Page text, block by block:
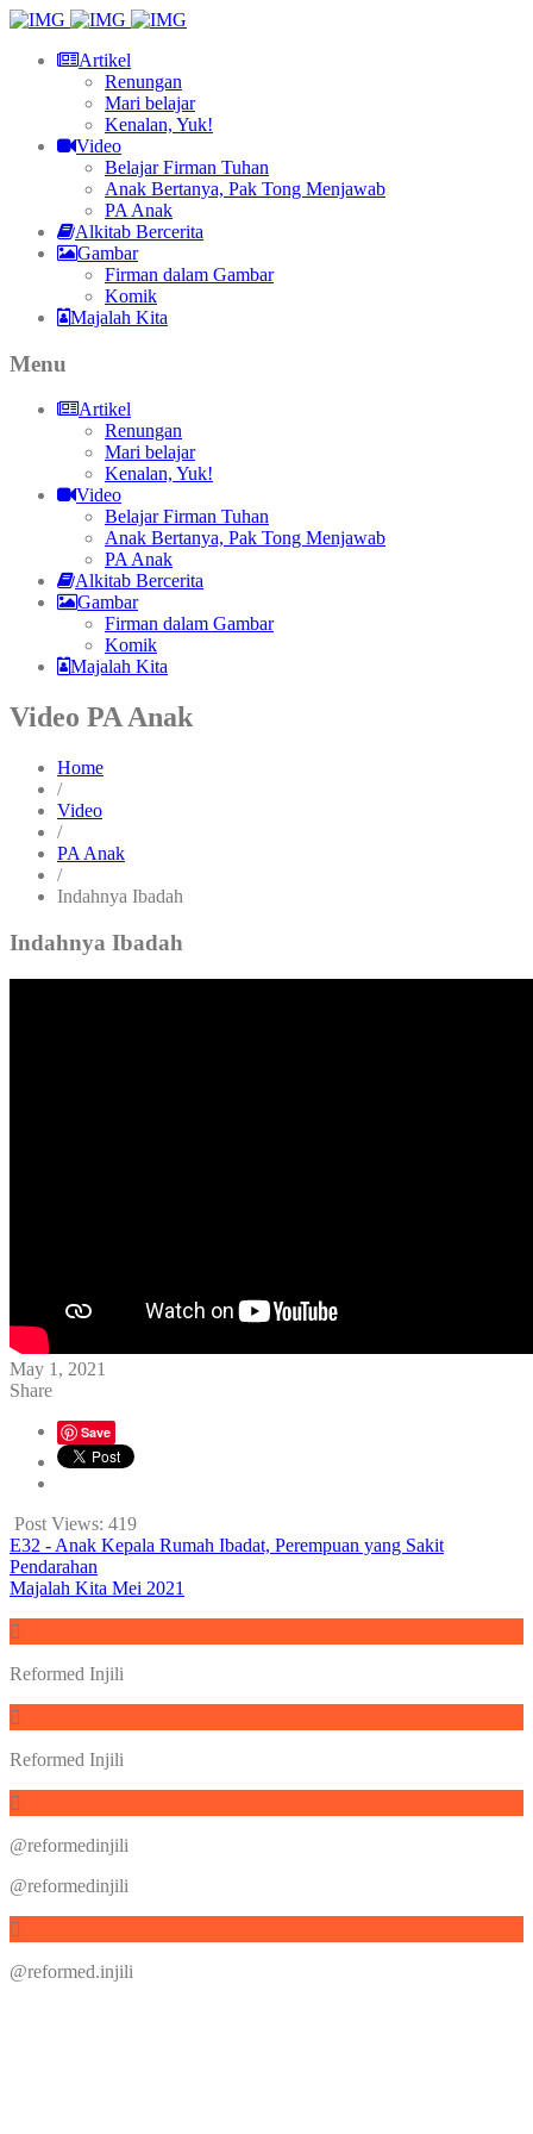
Artikel
Renungan
Mari belajar
Kenalan, Yuk!
Video
Belajar Firman Tuhan
Anak Bertanya, Pak Tong Menjawab
PA Anak
Alkitab Bercerita
Gambar
Firman dalam Gambar
Komik
Majalah Kita
Menu
Artikel
Renungan
Mari belajar
Kenalan, Yuk!
Video
Belajar Firman Tuhan
Anak Bertanya, Pak Tong Menjawab
PA Anak
Alkitab Bercerita
Gambar
Firman dalam Gambar
Komik
Majalah Kita
Video PA Anak
Home
/
Video
/
PA Anak
/
Indahnya Ibadah
Indahnya Ibadah
May 1, 2021
Share
Save
Post Views: 419
E32 - Anak Kepala Rumah Ibadat, Perempuan yang Sakit
Pendarahan
Majalah Kita Mei 2021
Reformed Injili
Reformed Injili
@reformedinjili
@reformedinjili
@reformed.injili